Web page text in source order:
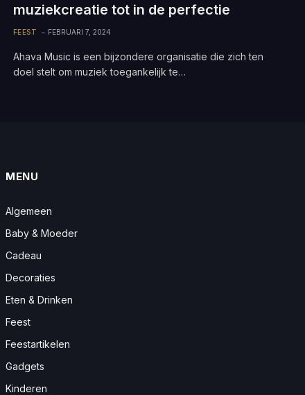
muziekcreatie tot in de perfectie
FEEST FEBRUARI 7, 2024
Ahava Music is een bijzondere organisatie die zich ten
doel stelt om muziek toegankelijk te…
MENU
Algemeen
Baby & Moeder
Cadeau
Decoraties
Eten & Drinken
Feest
Feestartikelen
Gadgets
Kinderen